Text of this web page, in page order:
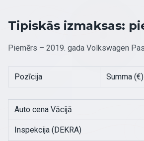
Tipiskās izmaksas:
Piemērs – 2019. gada Volkswagen
Pozīcija Summa (€)
Auto cena Vācijā
Inspekcija (DEKRA)